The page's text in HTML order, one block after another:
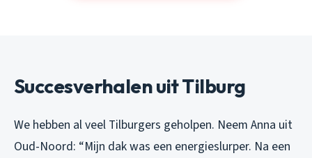
Succesverhalen uit Tilburg
We hebben al veel Tilburgers geholpen. Neem Anna uit
Oud-Noord: “Mijn dak was een energieslurper. Na een